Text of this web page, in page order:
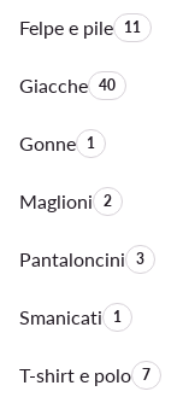
Felpe e pile 11
GiaccheQuantità di
40
GonneQuantità di
1
MaglioniQuantità
2
Pantaloncini 3
SmanicatiQuantità
1
T-shirt e polo 7